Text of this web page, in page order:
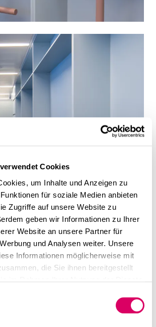
Cookies
um Inhalte und Anzeigen zu
für soziale Medien anbieten
Zugriffe auf unsere Website zu
geben wir Informationen zu Ihrer
Website an unsere Partner für
und Analysen weiter. Unsere
Informationen möglicherweise mit
die Sie ihnen bereitgestellt